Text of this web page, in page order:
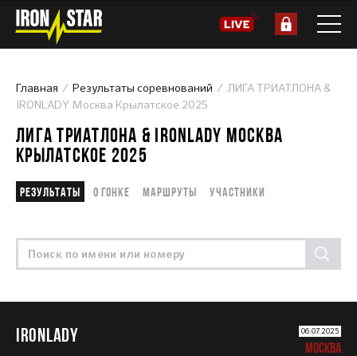
Главная Результаты соревнований
ЛИГА ТРИАТЛОНА &
IRONLADY Москва Крылатское 2025
ЛИГА ТРИАТЛОНА & IRONLADY МОСКВА
КРЫЛАТСКОЕ 2025
Результаты О гонке Маршруты Участники
IRONLADY 06.07.2025
МОСКВА